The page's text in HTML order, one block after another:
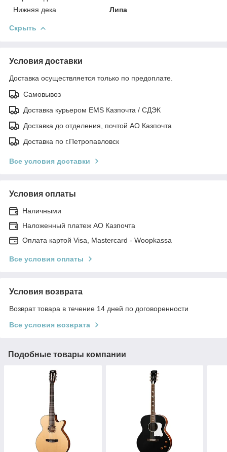
Нижняя дека
Липа
Скрыть
Условия доставки
Доставка осуществляется только по предоплате.
Самовывоз
Доставка курьером EMS Казпочта / СДЭК
Доставка до отделения, почтой АО Казпочта
Доставка по г.Петропавловск
Все условия доставки
Условия оплаты
Наличными
Наложенный платеж АО Казпочта
Оплата картой Visa, Mastercard - Woopkassa
Все условия оплаты
Условия возврата
Возврат товара в течение 14 дней по договоренности
Все условия возврата
Подобные товары компании